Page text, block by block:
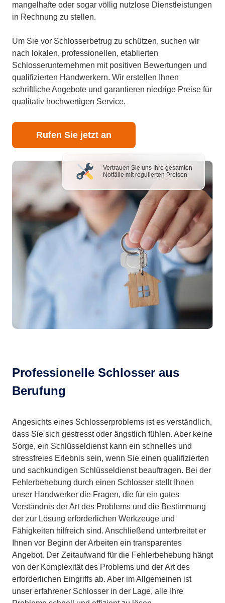
mangelhafte oder sogar völlig nutzlose Dienstleistungen
in Rechnung zu stellen.
Um Sie vor Schlosserbetrug zu schützen, suchen wir
nach lokalen, professionellen, etablierten
Schlosserunternehmen mit positiven Bewertungen und
qualifizierten Handwerkern. Wir erstellen Ihnen
schriftliche Angebote und garantieren niedrige Preise für
qualitativ hochwertigen Service.
Rufen Sie jetzt an
Vertrauen Sie uns Ihre gesamten
Notfälle mit regulierten Preisen
Professionelle Schlosser aus
Berufung
Angesichts eines Schlosserproblems ist es verständlich,
dass Sie sich gestresst oder ängstlich fühlen. Aber keine
Sorge, ein Schlüsseldienst kann ein schnelles und
stressfreies Erlebnis sein, wenn Sie einen qualifizierten
und sachkundigen Schlüsseldienst beauftragen. Bei der
Fehlerbehebung durch einen Schlosser stellt Ihnen
unser Handwerker die Fragen, die für ein gutes
Verständnis der Art des Problems und die Bestimmung
der zur Lösung erforderlichen Werkzeuge und
Fähigkeiten hilfreich sind. Anschließend unterbreitet er
Ihnen vor Beginn der Arbeiten ein transparentes
Angebot. Der Zeitaufwand für die Fehlerbehebung hängt
von der Komplexität des Problems und der Art des
erforderlichen Eingriffs ab. Aber im Allgemeinen ist
unser erfahrener Schlosser in der Lage, alle Ihre